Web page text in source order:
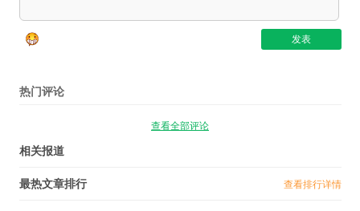
热门评论
查看全部评论
相关报道
最热文章排行 查看排行详情